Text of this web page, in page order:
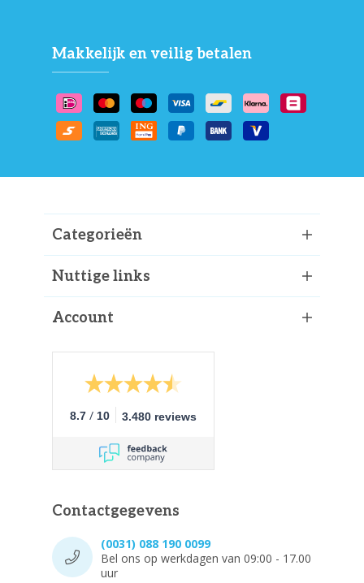
Makkelijk en veilig betalen
Categorieën
Nuttige links
Account
8.7 / 10 3.480 reviews
Contactgegevens
(0031) 088 190 0099
Bel ons op werkdagen van 09:00 - 17.00
uur